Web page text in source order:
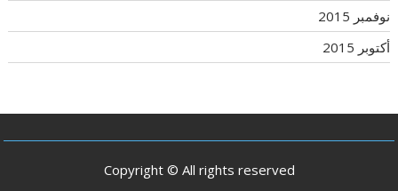
نوفمبر 2015
أكتوبر 2015
Copyright © All rights reserved